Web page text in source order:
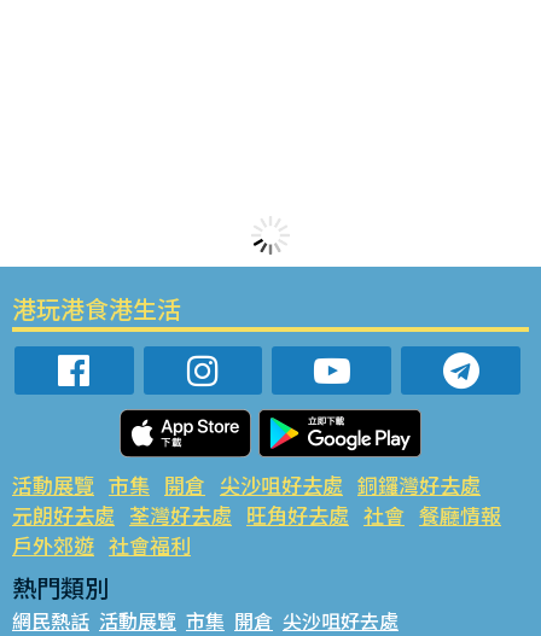
港玩港食港生活
活動展覽 市集 開倉 尖沙咀好去處 銅鑼灣好去處
元朗好去處 荃灣好去處 旺角好去處 社會 餐廳情報
戶外郊遊 社會福利
熱門類別
網民熱話 活動展覽 市集 開倉 尖沙咀好去處